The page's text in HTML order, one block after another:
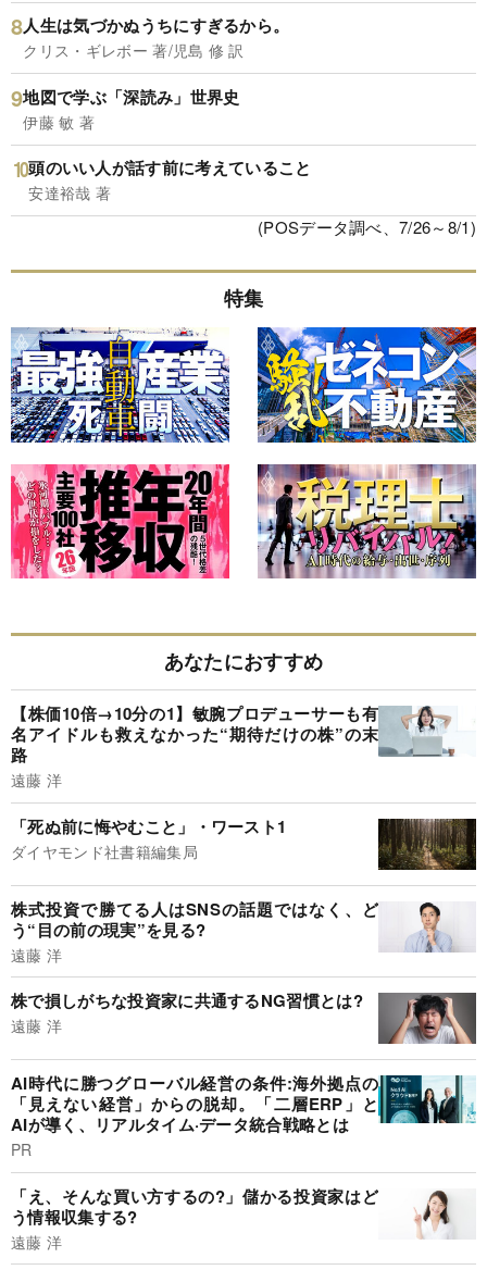
人生は気づかぬうちにすぎるから。
クリス・ギレボー 著/児島 修 訳
地図で学ぶ「深読み」世界史
伊藤 敏 著
頭のいい人が話す前に考えていること
安達裕哉 著
(POSデータ調べ、7/26～8/1)
特集
あなたにおすすめ
【株価10倍→10分の1】敏腕プロデューサーも有
名アイドルも救えなかった“期待だけの株”の末
路
遠藤 洋
「死ぬ前に悔やむこと」・ワースト1
ダイヤモンド社書籍編集局
株式投資で勝てる人はSNSの話題ではなく、ど
う“目の前の現実”を見る?
遠藤 洋
株で損しがちな投資家に共通するNG習慣とは?
遠藤 洋
AI時代に勝つグローバル経営の条件:海外拠点の
「見えない経営」からの脱却。「二層ERP」と
AIが導く、リアルタイム·データ統合戦略とは
PR
「え、そんな買い方するの?」儲かる投資家はど
う情報収集する?
遠藤 洋